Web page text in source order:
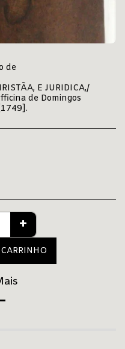
de
E JURIDICA,/
de Domingos